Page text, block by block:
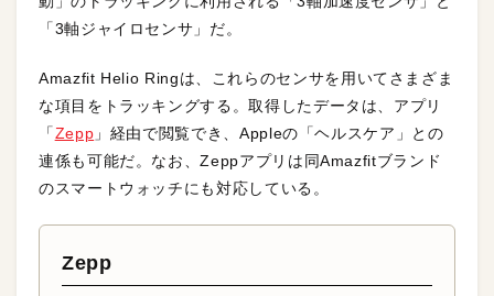
「3軸ジャイロセンサ」だ。
Amazfit Helio Ringは、これらのセンサを用いてさまざま
な項目をトラッキングする。取得したデータは、アプリ
「Zepp 」経由で閲覧でき、Appleの「ヘルスケア」との
連係も可能だ。なお、Zeppアプリは同Amazfitブランド
のスマートウォッチにも対応している。
Zepp